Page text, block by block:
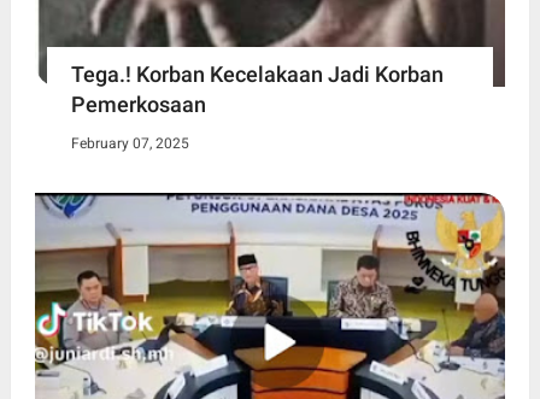
Tega.! Korban Kecelakaan Jadi Korban
Pemerkosaan
February 07, 2025